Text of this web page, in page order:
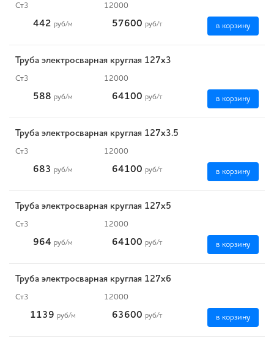
Ст3 12000
442 руб/м 57600 руб/т в корзину
Труба электросварная круглая 127х3
Ст3 12000
588 руб/м 64100 руб/т в корзину
Труба электросварная круглая 127х3.5
Ст3 12000
683 руб/м 64100 руб/т в корзину
Труба электросварная круглая 127х5
Ст3 12000
964 руб/м 64100 руб/т в корзину
Труба электросварная круглая 127х6
Ст3 12000
1139 руб/м 63600 руб/т в корзину